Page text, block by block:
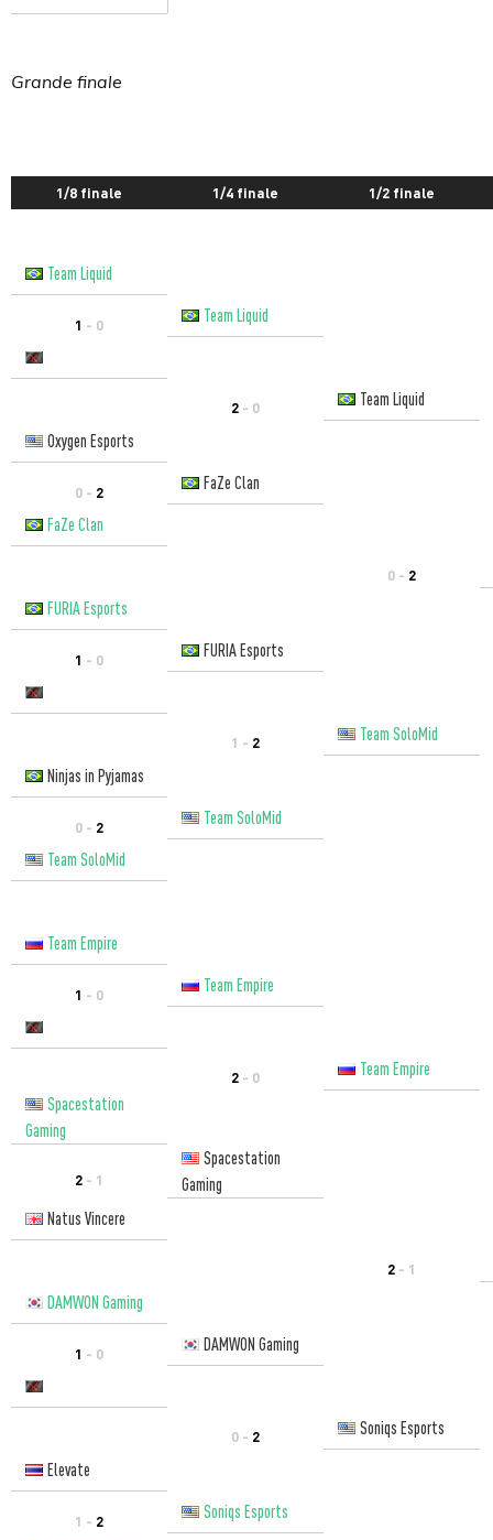
Grande finale
1/8 finale 1/4 finale 1/2 finale
Team Liquid
1 - 0 Team Liquid
2 - 0
Team Liquid
Oxygen Esports
0 - 2
FaZe Clan
FaZe Clan
0 - 2
FURIA Esports
1 - 0 FURIA Esports
1 - 2
Team SoloMid
Ninjas in Pyjamas
0 - 2
Team SoloMid
Team SoloMid
Team Empire
1 - 0 Team Empire
2 - 0
Team Empire
Spacestation
Gaming
2 - 1
Spacestation
Gaming
Natus Vincere
2 - 1
DAMWON Gaming
1 - 0 DAMWON Gaming
0 - 2
Soniqs Esports
Elevate
1 - 2
Soniqs Esports